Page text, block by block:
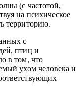
(с частотой,
на психическое
территорию.
с
птиц и
в том, что
ухом человека и